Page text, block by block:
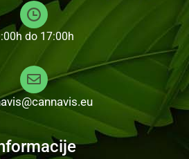
do 17:00h